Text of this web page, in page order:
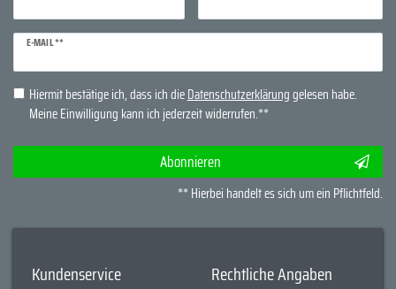
E-MAIL **
Newsletter
Honig
Hiermit bestätige ich, dass ich dieDaten­schutz­erklärunggelesen habe.
Meine Einwilligung kann ich jederzeit widerrufen.**
Abonnieren
** Hierbei handelt es sich um ein Pflichtfeld.
Kundenservice Rechtliche Angaben